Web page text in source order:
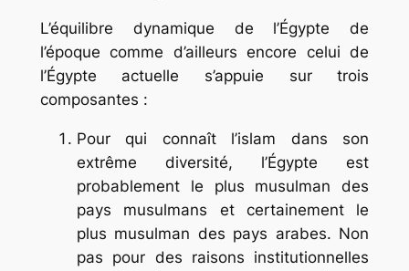
L’équilibre dynamique de l’Égypte de
l’époque comme d’ailleurs encore celui de
l’Égypte actuelle s’appuie sur trois
composantes :
Pour qui connaît l’islam dans son
extrême diversité, l’Égypte est
probablement le plus musulman des
pays musulmans et certainement le
plus musulman des pays arabes. Non
pas pour des raisons institutionnelles